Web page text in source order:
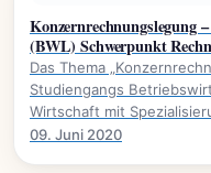
Konzernrechnungslegung
(BWL) Schwerpunkt
Das Thema
Studiengangs
Wirtschaft mit
09. Juni 2020